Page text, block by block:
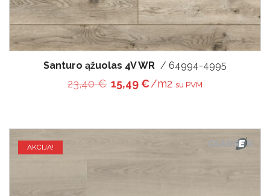
Santuro ąžuolas 4V WR / 64994-4995
23,40€ Original price was: 23,40 €.
15,49€Current price is: 15,49
/m2 su PVM
AKCIJA!